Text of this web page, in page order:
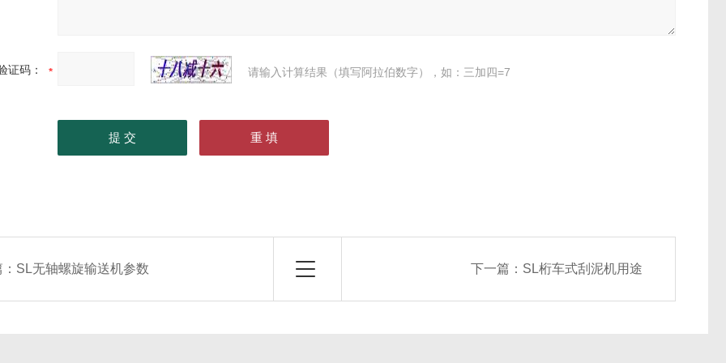
证码： 请输入计算结果（填写阿拉伯数字），如：三加四=7
SL无轴螺旋输送机参数 下一篇： SL桁车式刮泥机用途